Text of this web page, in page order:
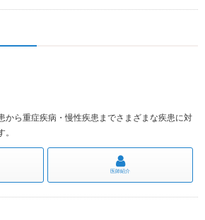
から重症疾病・慢性疾患までさまざまな疾患に対
医師紹介